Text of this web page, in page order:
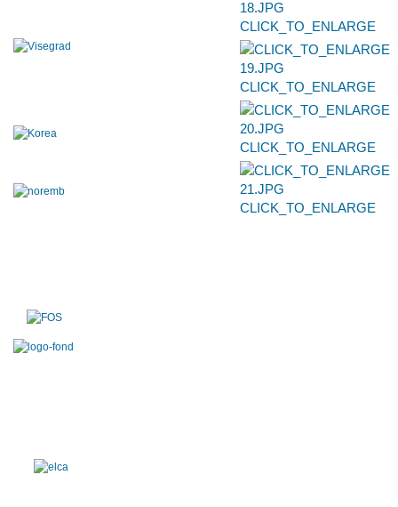
CLICK_TO_ENLARGE
CLICK_TO_ENLARGE
CLICK_TO_ENLARGE
CLICK_TO_ENLARGE